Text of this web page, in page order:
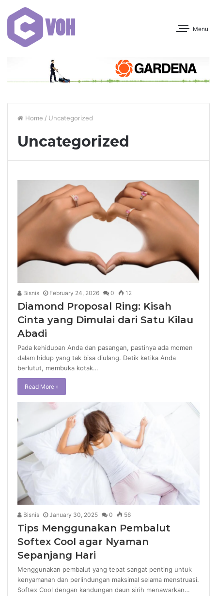
Menu
Home / Uncategorized
Uncategorized
Bisnis February 24, 2026 0 12
Diamond Proposal Ring: Kisah
Cinta yang Dimulai dari Satu Kilau
Abadi
Pada kehidupan Anda dan pasangan, pastinya ada momen
dalam hidup yang tak bisa diulang. Detik ketika Anda
berlutut, membuka kotak…
Read More »
Bisnis January 30, 2025 0 56
Tips Menggunakan Pembalut
Softex Cool agar Nyaman
Sepanjang Hari
Menggunakan pembalut yang tepat sangat penting untuk
kenyamanan dan perlindungan maksimal selama menstruasi.
Softex Cool dengan kandungan daun sirih menawarkan…